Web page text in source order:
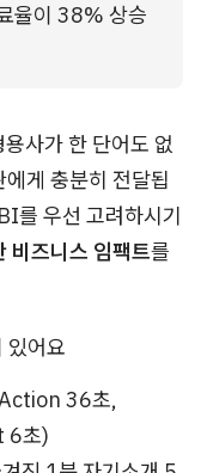
율이 38% 상승
사가 한 단어도 없
게 충분히 전달됩
를 우선 고려하시기
비즈니스 임팩트를
있어요
36초,
6초)